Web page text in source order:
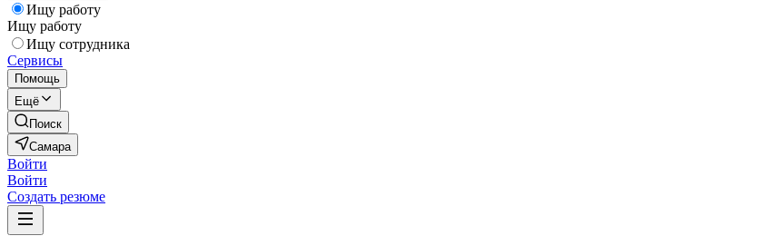
Ищу работу
Ищу работу
Ищу сотрудника
Сервисы
Помощь
Ещё
Поиск
Самара
Войти
Войти
Создать резюме